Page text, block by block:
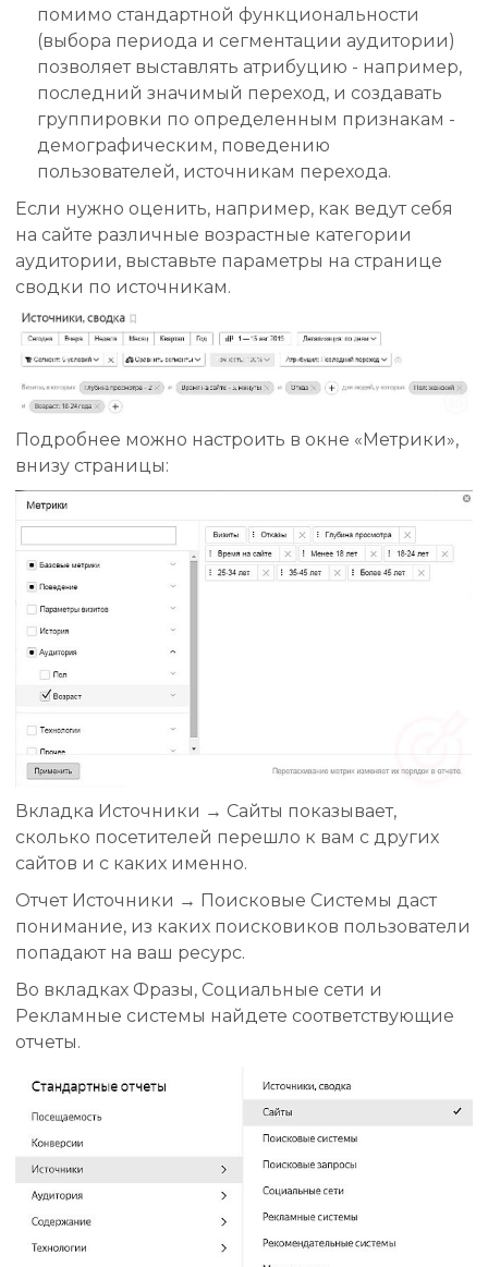
помимо стандартной функциональности
(выбора периода и сегментации аудитории)
позволяет выставлять атрибуцию - например,
последний значимый переход, и создавать
группировки по определенным признакам -
демографическим, поведению
пользователей, источникам перехода.
Если нужно оценить, например, как ведут себя
на сайте различные возрастные категории
аудитории, выставьте параметры на странице
сводки по источникам.
Подробнее можно настроить в окне «Метрики»,
внизу страницы:
Вкладка Источники → Сайты показывает,
сколько посетителей перешло к вам с других
сайтов и с каких именно.
Отчет Источники → Поисковые Системы даст
понимание, из каких поисковиков пользователи
попадают на ваш ресурс.
Во вкладках Фразы, Социальные сети и
Рекламные системы найдете соответствующие
отчеты.